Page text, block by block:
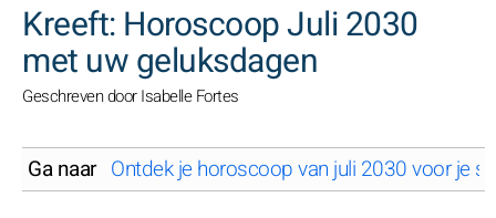
Kreeft: Horoscoop Juli 2030
met uw geluksdagen
Geschreven door Isabelle Fortes
Ga naar Ontdek je horoscoop van juli 2030 voor je